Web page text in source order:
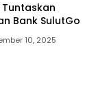
Bank SulutGo
10, 2025